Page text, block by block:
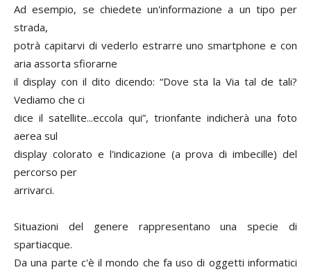
Ad esempio, se chiedete un'informazione a un tipo per
strada,
potrà capitarvi di vederlo estrarre uno smartphone e con
aria assorta sfiorarne
il display con il dito dicendo: “Dove sta la Via tal de tali?
Vediamo che ci
dice il satellite...eccola qui”, trionfante indicherà una foto
aerea sul
display colorato e l'indicazione (a prova di imbecille) del
percorso per
arrivarci.
Situazioni del genere rappresentano una specie di
spartiacque.
Da una parte c'è il mondo che fa uso di oggetti informatici